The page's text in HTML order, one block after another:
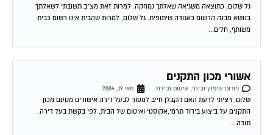
גל שלום, כתוצאה משגיאה שאלתך נמחקה. למרות זאת מצ"ב תשובתי לשאלתך
בנושא מבנה הרשום כאגודה שיתופית. גל שלום, למרות שהבית אינו רשום כבית
משותף, חלים...
אשורי מכון התקנים
פורום שיפוץ ובינוי, איטום ובידוד
מאי 19, 2004
שלום, רציתי לדעת האם הקבלן חייב למסור לבעל דירה אישורים מטעם מכון
התקנים על ביצוע בידוד תרמי,אקוסטי ואיטום של הבית, לפי בקשת בעל דירה.
תודה...